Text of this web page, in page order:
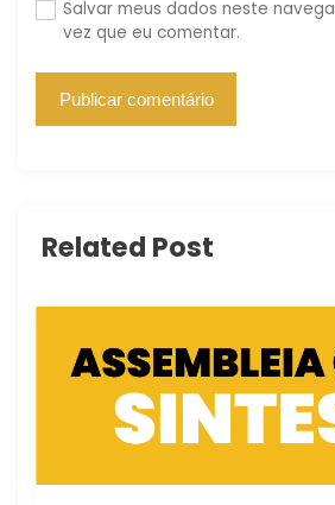
Salvar meus dados neste
vez que eu comentar.
Related Post